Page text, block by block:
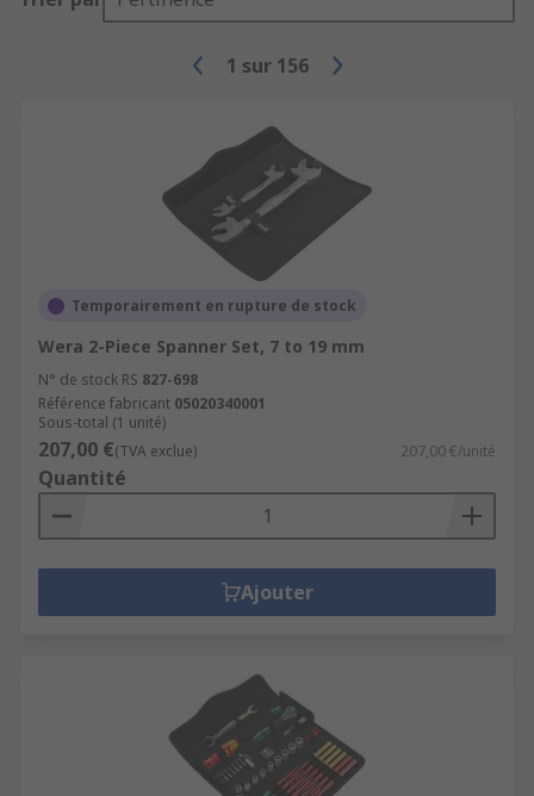
1 sur 156
Temporairement en rupture de stock
Wera 2-Piece Spanner Set, 7 to 19 mm
N° de stock RS 827-698
Référence fabricant 05020340001
Sous-total (1 unité)
207,00 €(TVA exclue) 207,00 €/unité
Quantité
Ajouter